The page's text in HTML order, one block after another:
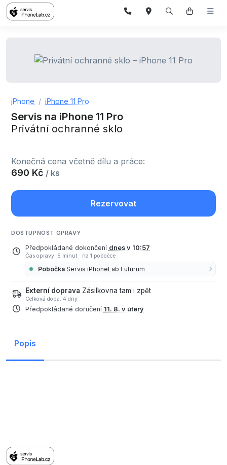
iPhone iPhone 11 Pro
Servis na iPhone 11 Pro
Privátní ochranné sklo
Konečná cena včetně dílu a práce:
690 Kč / ks
Rezervovat
DOSTUPNOST OPRAVY
Předpokládané dokončení dnes v 10:57
Čas opravy: 5 minut · na 1 pobočce
Pobočka Servis iPhoneLab Futurum
Externí doprava Zásilkovna tam i zpět
Celková doba: 4 dny
Předpokládané doručení 11. 8. v úterý
Popis